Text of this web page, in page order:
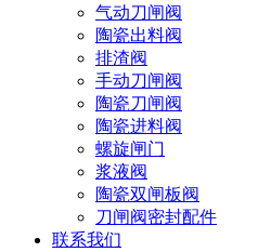
气动刀闸阀
陶瓷出料阀
排渣阀
手动刀闸阀
陶瓷刀闸阀
陶瓷进料阀
螺旋闸门
浆液阀
陶瓷双闸板阀
刀闸阀密封配件
联系我们